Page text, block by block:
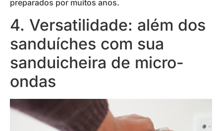
preparados por muitos anos.
4. Versatilidade: além dos
sanduíches com sua
sanduicheira de micro-
ondas